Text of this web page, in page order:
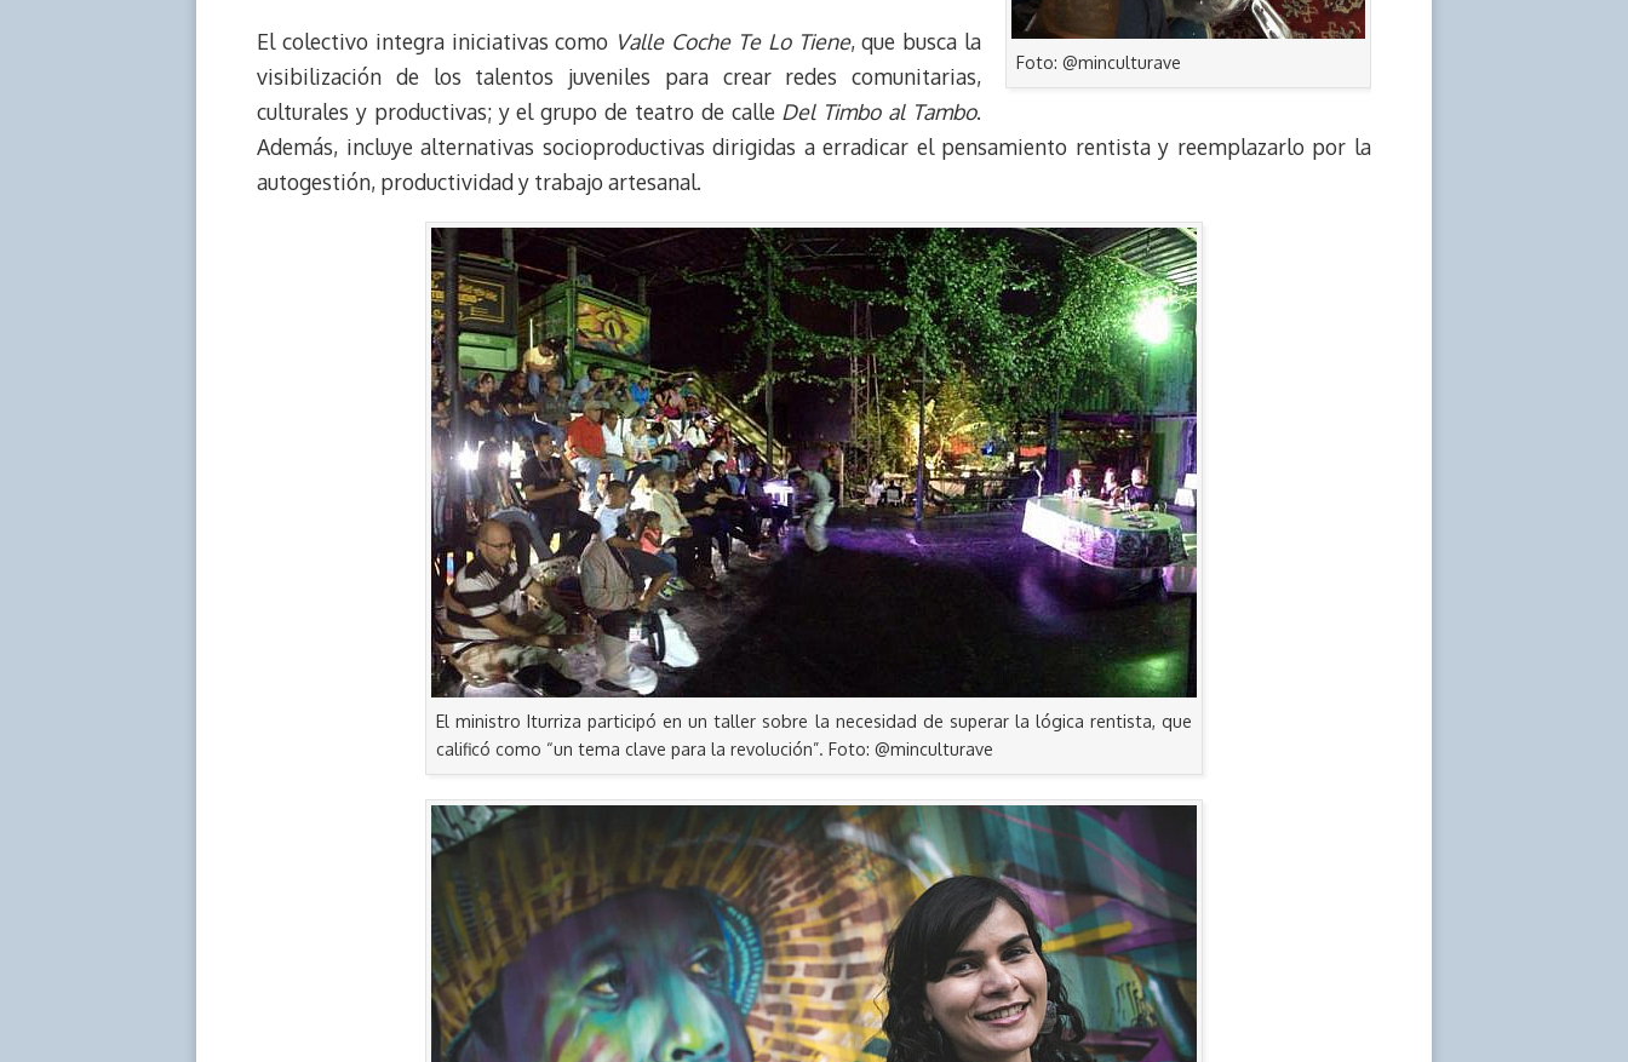
Foto: @minculturave
El colectivo integra iniciativas como Valle Coche Te Lo Tiene, que busca la
visibilización de los talentos juveniles para crear redes comunitarias,
culturales y productivas; y el grupo de teatro de calleDel Timbo al Tambo.
Además, incluye alternativas socioproductivas dirigidas a erradicar el pensamiento rentista y reemplazarlo por la
autogestión, productividad y trabajo artesanal.
El ministro Iturriza participó en un taller sobre la necesidad de superar la lógica rentista, que
calificó como “un tema clave para la revolución”. Foto: @minculturave